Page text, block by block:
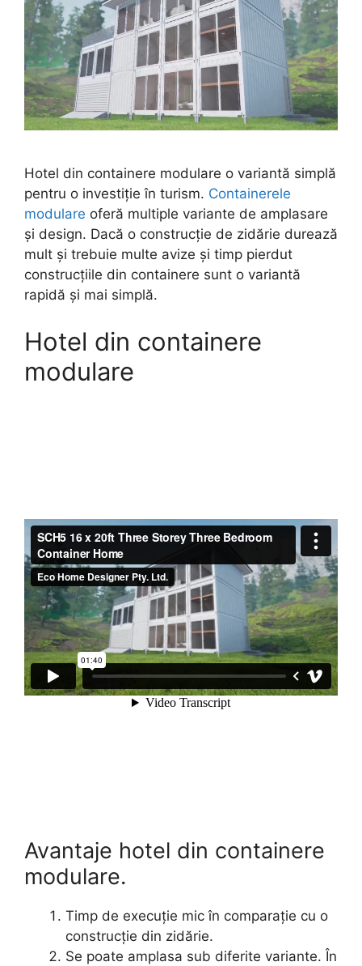
Hotel din containere modulare o variantă simplă
pentru o investiție în turism. Containerele
modulare oferă multiple variante de amplasare
și design. Dacă o construcție de zidărie durează
mult și trebuie multe avize și timp pierdut
construcțiile din containere sunt o variantă
rapidă și mai simplă.
Hotel din containere
modulare
Avantaje hotel din containere
modulare.
Timp de execuție mic în comparație cu o
construcție din zidărie.
Se poate amplasa sub diferite variante. În